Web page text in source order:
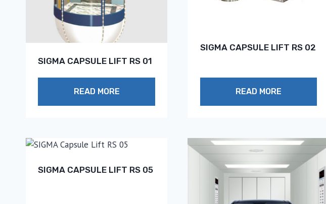
SIGMA CAPSULE LIFT RS 01
READ MORE
SIGMA CAPSULE LIFT RS 02
READ MORE
SIGMA CAPSULE LIFT RS 05